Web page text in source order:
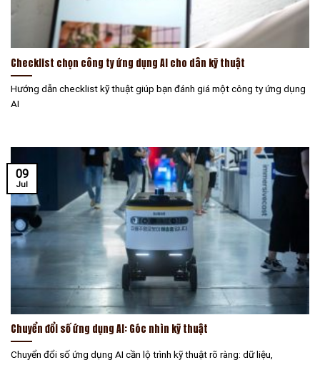
Checklist chọn công ty ứng dụng AI cho dân kỹ thuật
Hướng dẫn checklist kỹ thuật giúp bạn đánh giá một công ty ứng dụng
AI
Chuyển đổi số ứng dụng AI: Góc nhìn kỹ thuật
Chuyển đổi số ứng dụng AI cần lộ trình kỹ thuật rõ ràng: dữ liệu,
09
Jul